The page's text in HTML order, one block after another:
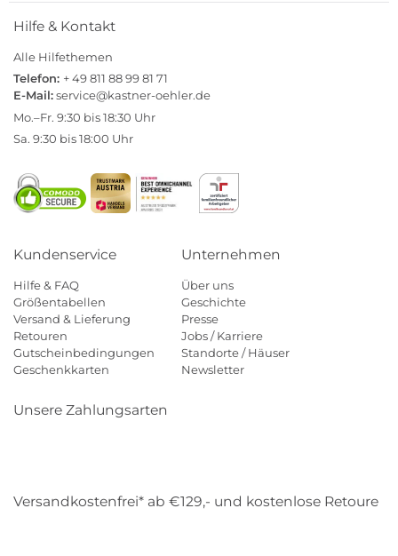
Hilfe & Kontakt
Alle Hilfethemen
Telefon: + 49 811 88 99 81 71
E-Mail:service@kastner-oehler.de
Mo.–Fr. 9:30 bis 18:30 Uhr
Sa. 9:30 bis 18:00 Uhr
Kundenservice
Hilfe & FAQ
Größentabellen
Versand & Lieferung
Retouren
Gutscheinbedingungen
Geschenkkarten
Unternehmen
Über uns
Geschichte
Presse
Jobs / Karriere
Standorte / Häuser
Newsletter
Unsere Zahlungsarten
Versandkostenfrei* ab €129,- und kostenlose Retoure